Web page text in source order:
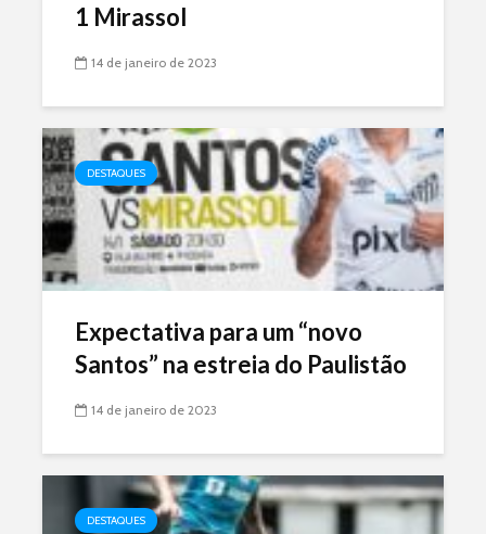
1 Mirassol
14 de janeiro de 2023
DESTAQUES
Expectativa para um “novo
Santos” na estreia do Paulistão
14 de janeiro de 2023
DESTAQUES